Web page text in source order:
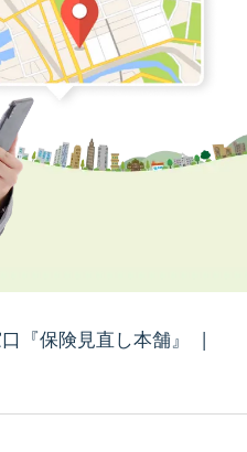
『保険見直し本舗』
|